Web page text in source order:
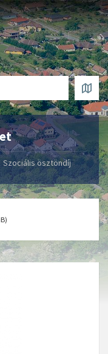
Szociális ösztöndíj